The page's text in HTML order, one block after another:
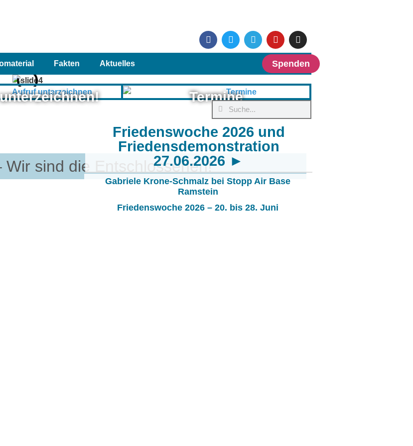
Spenden
Fakten Aktuelles
Friedenswoche 2026 und
Friedensdemonstration
27.06.2026 ►
Gabriele Krone-Schmalz bei Stopp Air Base
Ramstein
Friedenswoche 2026 – 20. bis 28. Juni
Termine
sind die Entschlossenen!